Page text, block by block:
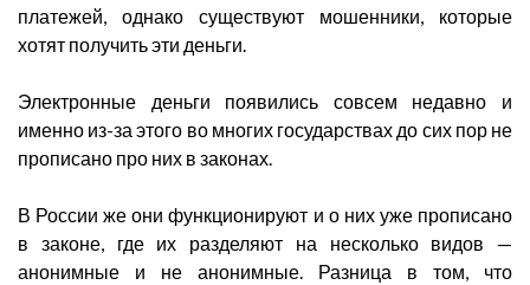
платежей, однако существуют мошенники, которые
хотят получить эти деньги.
Электронные деньги появились совсем недавно и
именно из-за этого во многих государствах до сих пор не
прописано про них в законах.
В России же они функционируют и о них уже прописано
в законе, где их разделяют на несколько видов —
анонимные и не анонимные. Разница в том, что